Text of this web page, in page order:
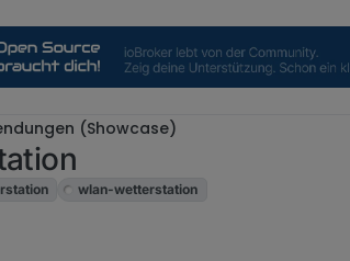
(Showcase)
wlan-wetterstation